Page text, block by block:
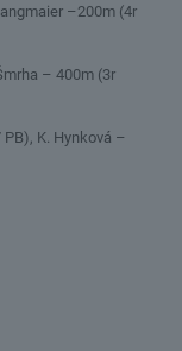
–200m (4r
– 400m (3r
K. Hynková –